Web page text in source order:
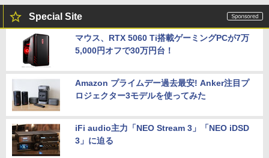
Special Site
マウス、RTX 5060 Ti搭載ゲーミングPCが7万
5,000円オフで30万円台！
Amazon プライムデー過去最安! Anker注目プ
ロジェクター3モデルを使ってみた
iFi audio主力「NEO Stream 3」「NEO iDSD
3」に迫る